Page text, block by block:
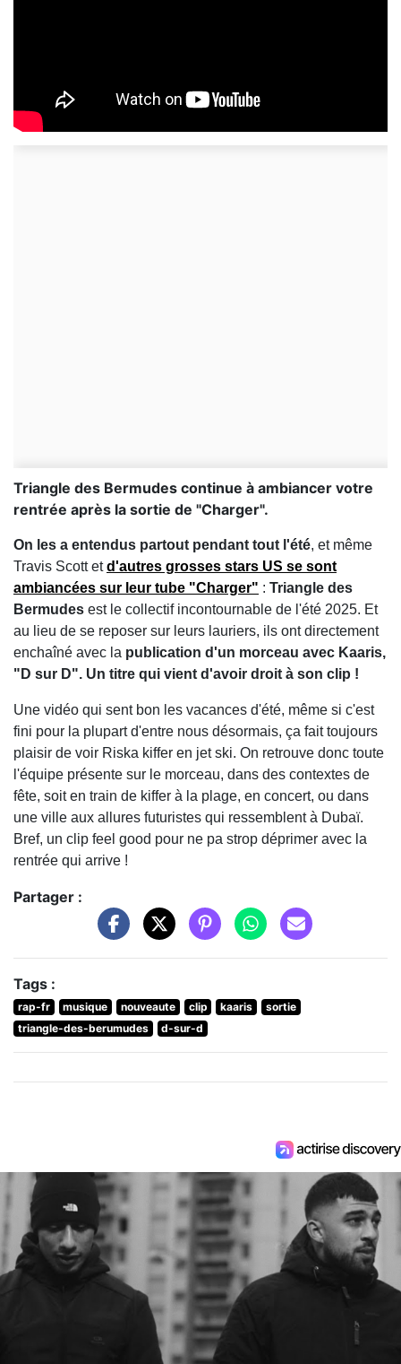
Triangle des Bermudes continue à ambiancer votre
rentrée après la sortie de "Charger".
On les a entendus partout pendant tout l'été, et même
Travis Scott etd'autres grosses stars US se sont
ambiancées sur leur tube "Charger" : Triangle des
Bermudes est le collectif incontournable de l'été 2025. Et
au lieu de se reposer sur leurs lauriers, ils ont directement
enchaîné avec la publication d'un morceau avec Kaaris,
"D sur D". Un titre qui vient d'avoir droit à son clip !
Une vidéo qui sent bon les vacances d'été, même si c'est
fini pour la plupart d'entre nous désormais, ça fait toujours
plaisir de voir Riska kiffer en jet ski. On retrouve donc toute
l'équipe présente sur le morceau, dans des contextes de
fête, soit en train de kiffer à la plage, en concert, ou dans
une ville aux allures futuristes qui ressemblent à Dubaï.
Bref, un clip feel good pour ne pa strop déprimer avec la
rentrée qui arrive !
Partager :
Tags :
rap-fr musique nouveaute clip kaaris
sortie
triangle-des-berumudes
d-sur-d